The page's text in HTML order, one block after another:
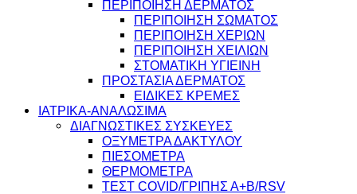
ΠΕΡΙΠΟΙΗΣΗ ΔΕΡΜΑΤΟΣ
ΠΕΡΙΠΟΙΗΣΗ ΣΩΜΑΤΟΣ
ΠΕΡΙΠΟΙΗΣΗ ΧΕΡΙΩΝ
ΠΕΡΙΠΟΙΗΣΗ ΧΕΙΛΙΩΝ
ΣΤΟΜΑΤΙΚΗ ΥΓΙΕΙΝΗ
ΠΡΟΣΤΑΣΙΑ ΔΕΡΜΑΤΟΣ
ΕΙΔΙΚΕΣ ΚΡΕΜΕΣ
ΙΑΤΡΙΚΑ-ΑΝΑΛΩΣΙΜΑ
ΔΙΑΓΝΩΣΤΙΚΕΣ ΣΥΣΚΕΥΕΣ
ΟΞΥΜΕΤΡΑ ΔΑΚΤΥΛΟΥ
ΠΙΕΣΟΜΕΤΡΑ
ΘΕΡΜΟΜΕΤΡΑ
ΤΕΣΤ COVID/ΓΡΙΠΗΣ Α+Β/RSV